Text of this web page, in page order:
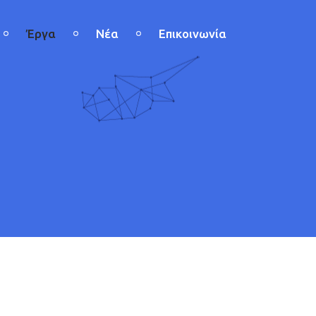
Έργα Νέα Επικοινωνία